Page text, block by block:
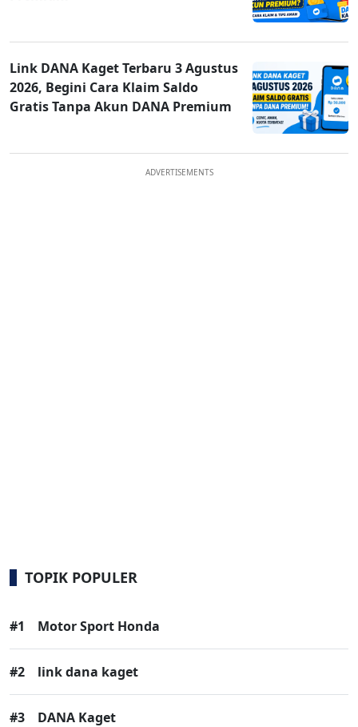
Link DANA Kaget Terbaru 3 Agustus
2026, Begini Cara Klaim Saldo
Gratis Tanpa Akun DANA Premium
ADVERTISEMENTS
TOPIK POPULER
#1 Motor Sport Honda
#2 link dana kaget
#3 DANA Kaget